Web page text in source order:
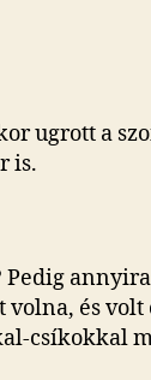
ugrott a
is.
Pedig
volna, és
csíkokkal